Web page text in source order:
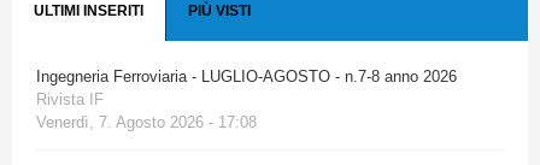
ULTIMI INSERITI PIÙ VISTI
Ingegneria Ferroviaria - LUGLIO-AGOSTO - n.7-8 anno 2026
Rivista IF
Venerdì, 7. Agosto 2026 - 17:08